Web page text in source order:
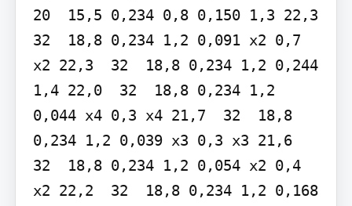
20  15,5 0,234 0,8 0,150 1,3 22,3
32  18,8 0,234 1,2 0,091 x2 0,7
x2 22,3  32  18,8 0,234 1,2 0,244
1,4 22,0  32  18,8 0,234 1,2
0,044 x4 0,3 x4 21,7  32  18,8
0,234 1,2 0,039 x3 0,3 x3 21,6
32  18,8 0,234 1,2 0,054 x2 0,4
x2 22,2  32  18,8 0,234 1,2 0,168